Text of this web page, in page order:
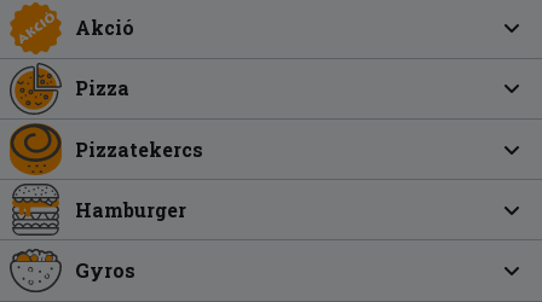
Akció
Pizza
Pizzatekercs
Hamburger
Gyros